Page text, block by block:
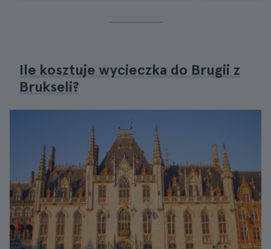
Ile kosztuje wycieczka do Brugii z
Brukseli?